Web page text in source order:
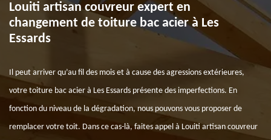
Louiti artisan couvreur expert en
changement de toiture bac acier à Les
Essards
Il peut arriver qu’au fil des mois et à cause des agressions extérieures,
votre toiture bac acier à Les Essards présente des imperfections. En
fonction du niveau de la dégradation, nous pouvons vous proposer de
remplacer votre toit. Dans ce cas-là, faites appel à Louiti artisan couvreur